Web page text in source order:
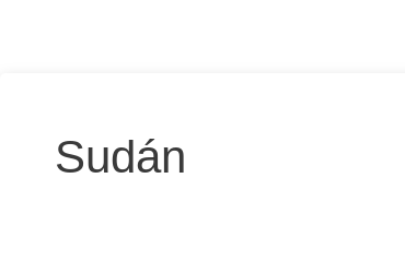
Sudán